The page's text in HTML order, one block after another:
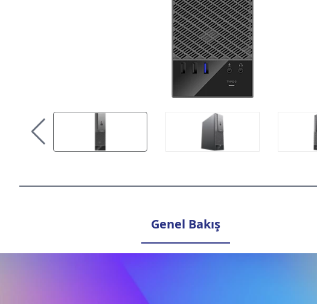
Genel Bakış